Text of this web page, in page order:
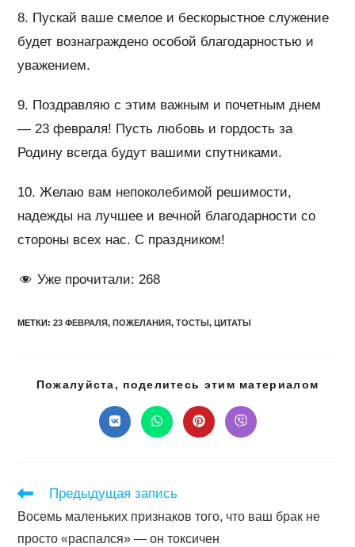
8. Пускай ваше смелое и бескорыстное служение
будет вознаграждено особой благодарностью и
уважением.
9. Поздравляю с этим важным и почетным днем
— 23 февраля! Пусть любовь и гордость за
Родину всегда будут вашими спутниками.
10. Желаю вам непоколебимой решимости,
надежды на лучшее и вечной благодарности со
стороны всех нас. С праздником!
Уже прочитали: 268
МЕТКИ:23 ФЕВРАЛЯ, ПОЖЕЛАНИЯ, ТОСТЫ, ЦИТАТЫ
Пожалуйста, поделитесь этим материалом
Открывается
в
Открывается
в
Открывается
в
Открывается
в
Читать
статьи
Предыдущая запись
Восемь маленьких признаков того, что ваш брак не
просто «распался» — он токсичен